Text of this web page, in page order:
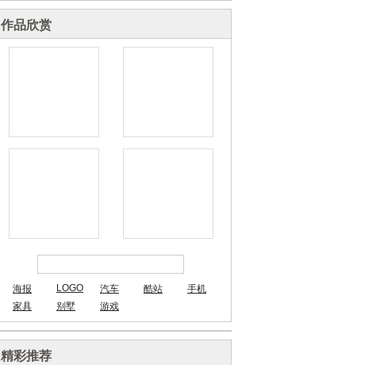
作品欣赏
海报 LOGO 汽车 酷站
手机
家具
别墅 游戏
精彩推荐